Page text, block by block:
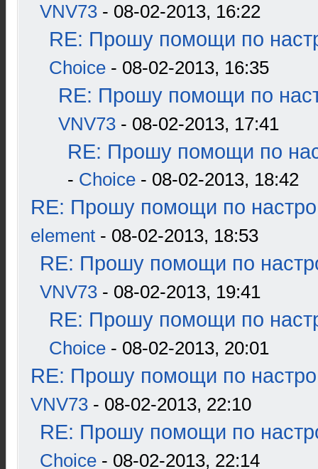
VNV73 - 08-02-2013, 16:22
RE: Прошу помощи по
Choice - 08-02-2013, 16:35
RE: Прошу помощи по
VNV73 - 08-02-2013, 17:41
RE: Прошу помощи по
- Choice - 08-02-2013, 18:42
RE: Прошу помощи по
element - 08-02-2013, 18:53
RE: Прошу помощи по
VNV73 - 08-02-2013, 19:41
RE: Прошу помощи по
Choice - 08-02-2013, 20:01
RE: Прошу помощи по
VNV73 - 08-02-2013, 22:10
RE: Прошу помощи по
Choice - 08-02-2013, 22:14